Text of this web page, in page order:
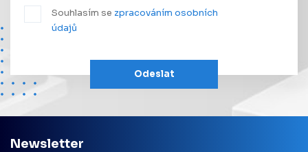
Souhlasím se zpracováním osobních
údajů
Odeslat
Newsletter